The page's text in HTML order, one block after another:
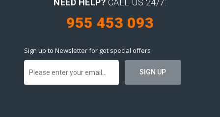
NEED HELP? CALL US 24/7:
955 453 093
Sign up to Newsletter for get special offers